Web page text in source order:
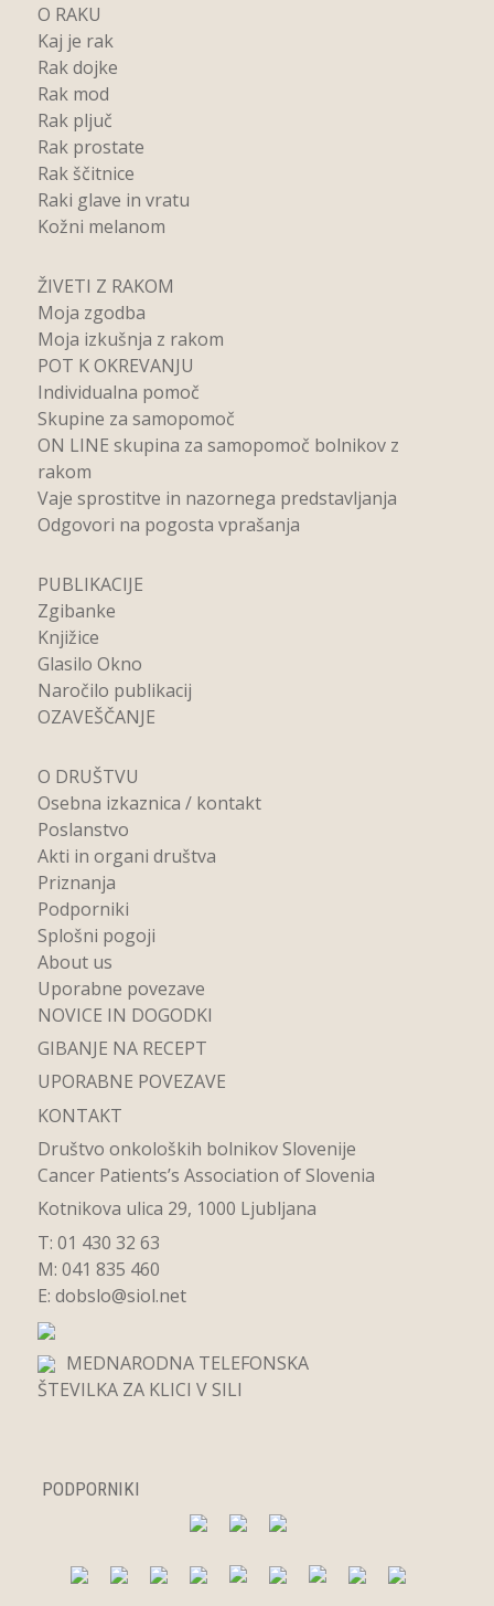
O RAKU
Kaj je rak
Rak dojke
Rak mod
Rak pljuč
Rak prostate
Rak ščitnice
Raki glave in vratu
Kožni melanom
ŽIVETI Z RAKOM
Moja zgodba
Moja izkušnja z rakom
POT K OKREVANJU
Individualna pomoč
Skupine za samopomoč
ON LINE skupina za samopomoč bolnikov z
rakom
Vaje sprostitve in nazornega predstavljanja
Odgovori na pogosta vprašanja
PUBLIKACIJE
Zgibanke
Knjižice
Glasilo Okno
Naročilo publikacij
OZAVEŠČANJE
O DRUŠTVU
Osebna izkaznica / kontakt
Poslanstvo
Akti in organi društva
Priznanja
Podporniki
Splošni pogoji
About us
Uporabne povezave
NOVICE IN DOGODKI
GIBANJE NA RECEPT
UPORABNE POVEZAVE
KONTAKT
Društvo onkoloških bolnikov Slovenije
Cancer Patients’s Association of Slovenia
Kotnikova ulica 29, 1000 Ljubljana
T: 01 430 32 63
M: 041 835 460
E:dobslo@siol.net
MEDNARODNA TELEFONSKA
ŠTEVILKA ZA KLICI V SILI
PODPORNIKI